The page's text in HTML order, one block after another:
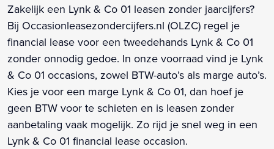
Zakelijk een Lynk & Co 01 leasen zonder jaarcijfers?
Bij Occasionleasezondercijfers.nl (OLZC) regel je
financial lease voor een tweedehands Lynk & Co 01
zonder onnodig gedoe. In onze voorraad vind je Lynk
& Co 01 occasions, zowel BTW-auto’s als marge auto’s.
Kies je voor een marge Lynk & Co 01, dan hoef je
geen BTW voor te schieten en is leasen zonder
aanbetaling vaak mogelijk. Zo rijd je snel weg in een
Lynk & Co 01 financial lease occasion.